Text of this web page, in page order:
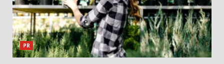
PR